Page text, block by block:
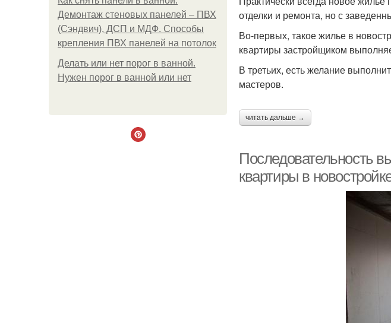
Демонтаж стеновых панелей – ПВХ
(Сэндвич), ДСП и МДФ. Способы
крепления ПВХ панелей на потолок
Делать или нет порог в ванной.
Нужен порог в ванной или нет
отделки и ремонта, но с
Во-первых, такое жилье в
квартиры застройщиком
В третьих, есть желание
мастеров.
читать дальше →
Последовательность
квартиры в